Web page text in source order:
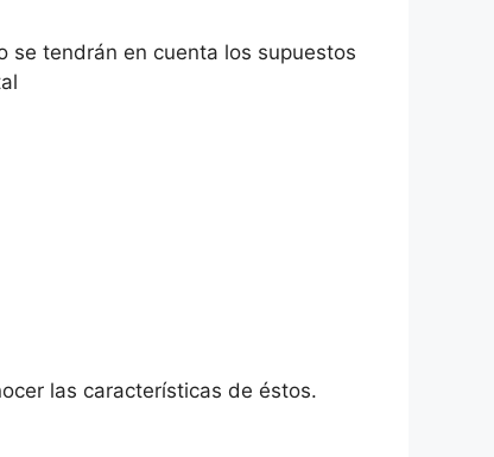
se tendrán en cuenta los supuestos
las características de éstos.